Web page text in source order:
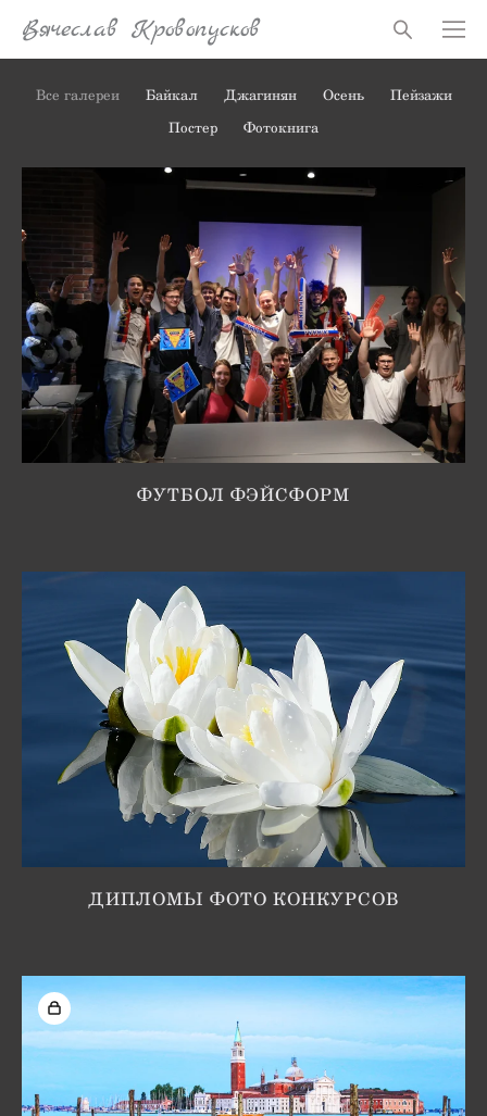
Вячеслав Кровопусков
Все галереи Байкал Джагинян Осень
Пейзажи
Постер
Фотокнига
ФУТБОЛ ФЭЙСФОРМ
ДИПЛОМЫ ФОТО КОНКУРСОВ